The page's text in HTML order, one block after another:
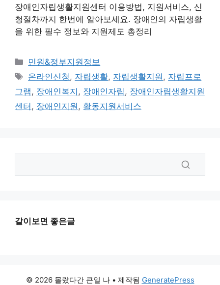
장애인자립생활지원센터 이용방법, 지원서비스, 신
청절차까지 한번에 알아보세요. 장애인의 자립생활
을 위한 필수 정보와 지원제도 총정리
카
테
리
민원&정부지원정보
태
그
온라인신청, 자립생활, 자립생활지원, 자립프로
그램, 장애인복지 , 장애인자립, 장애인자립생활지원
센터 , 장애인지원, 활동지원서비스
같이보면 좋은글
© 2026 몰랐다간 큰일 나• 제작됨 GeneratePress